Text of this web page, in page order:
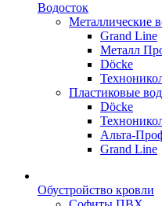
Водосток
Металлические
Grand Line
Металл
Döсkе
Пластиковые
Döcke
Альта-
Grand Line
Обустройство кровли